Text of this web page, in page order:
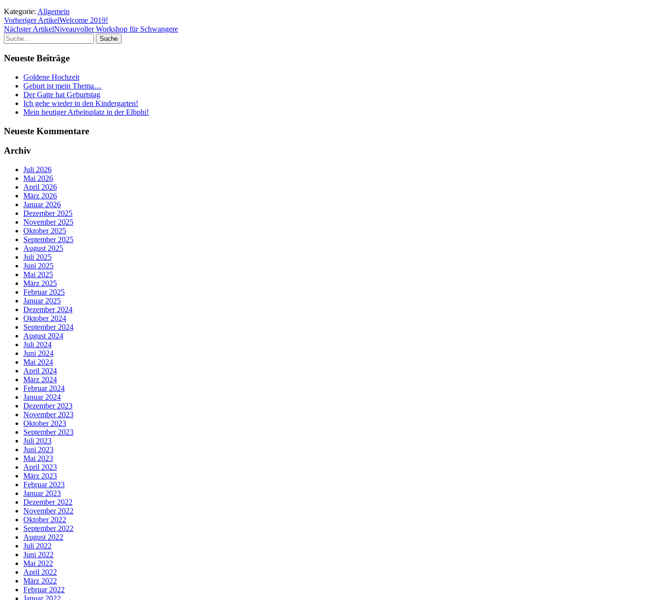
Kategorie: Allgemein
Vorheriger ArtikelWelcome 2019!
Nächster ArtikelNiveauvoller Workshop für Schwangere
Suche
Neueste Beiträge
Goldene Hochzeit
Geburt ist mein Thema…
Der Gatte hat Geburtstag
Ich gehe wieder in den Kindergarten!
Mein heutiger Arbeitsplatz in der Elbphi!
Neueste Kommentare
Archiv
Juli 2026
Mai 2026
April 2026
März 2026
Januar 2026
Dezember 2025
November 2025
Oktober 2025
September 2025
August 2025
Juli 2025
Juni 2025
Mai 2025
März 2025
Februar 2025
Januar 2025
Dezember 2024
Oktober 2024
September 2024
August 2024
Juli 2024
Juni 2024
Mai 2024
April 2024
März 2024
Februar 2024
Januar 2024
Dezember 2023
November 2023
Oktober 2023
September 2023
Juli 2023
Juni 2023
Mai 2023
April 2023
März 2023
Februar 2023
Januar 2023
Dezember 2022
November 2022
Oktober 2022
September 2022
August 2022
Juli 2022
Juni 2022
Mai 2022
April 2022
März 2022
Februar 2022
Januar 2022